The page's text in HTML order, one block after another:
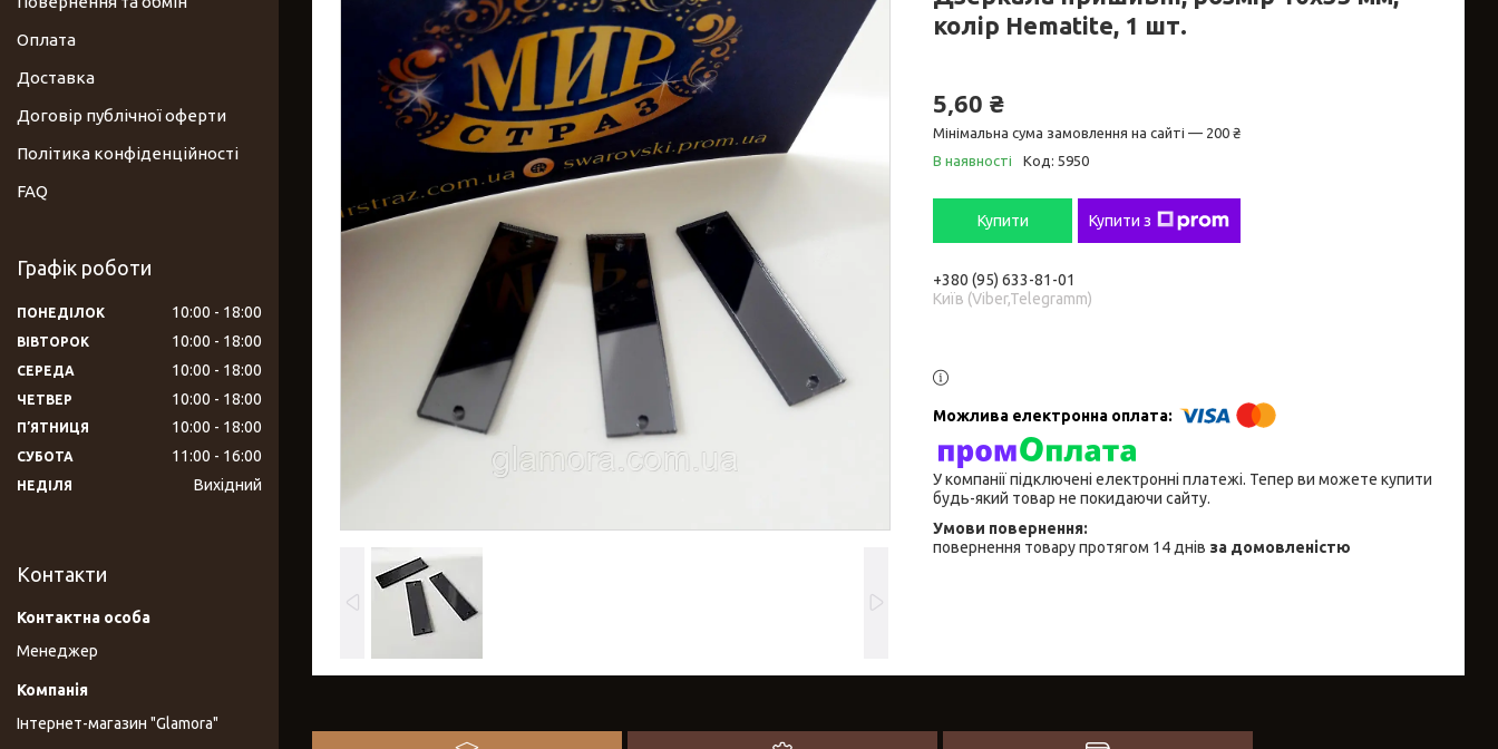
колір Hematite, 1 шт.
5,60 ₴
Мінімальна сума замовлення на сайті — 200 ₴
В наявності
Код: 5950
Купити Купити з
+380 (95) 633-81-01
Київ (Viber,Telegramm)
У компанії підключені електронні платежі. Тепер ви можете купити
будь-який товар не покидаючи сайту.
повернення товару протягом 14 днів за домовленістю
Оплата
Доставка
Договір публічної оферти
Політика конфіденційності
FAQ
Графік роботи
ПОНЕДІЛОК 10:00 18:00
ВІВТОРОК 10:00 18:00
СЕРЕДА 10:00 18:00
ЧЕТВЕР 10:00 18:00
ПʼЯТНИЦЯ 10:00 18:00
СУБОТА 11:00 16:00
НЕДІЛЯ Вихідний
Контакти
Менеджер
Інтернет-магазин "Glamora"